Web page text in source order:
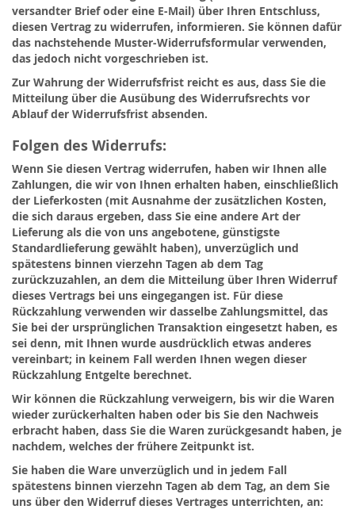
versandter Brief oder eine E-Mail) über Ihren Entschluss,
diesen Vertrag zu widerrufen, informieren. Sie können dafür
das nachstehende Muster-Widerrufsformular verwenden,
das jedoch nicht vorgeschrieben ist.
Zur Wahrung der Widerrufsfrist reicht es aus, dass Sie die
Mitteilung über die Ausübung des Widerrufsrechts vor
Ablauf der Widerrufsfrist absenden.
Folgen des Widerrufs:
Wenn Sie diesen Vertrag widerrufen, haben wir Ihnen alle
Zahlungen, die wir von Ihnen erhalten haben, einschließlich
der Lieferkosten (mit Ausnahme der zusätzlichen Kosten,
die sich daraus ergeben, dass Sie eine andere Art der
Lieferung als die von uns angebotene, günstigste
Standardlieferung gewählt haben), unverzüglich und
spätestens binnen vierzehn Tagen ab dem Tag
zurückzuzahlen, an dem die Mitteilung über Ihren Widerruf
dieses Vertrags bei uns eingegangen ist. Für diese
Rückzahlung verwenden wir dasselbe Zahlungsmittel, das
Sie bei der ursprünglichen Transaktion eingesetzt haben, es
sei denn, mit Ihnen wurde ausdrücklich etwas anderes
vereinbart; in keinem Fall werden Ihnen wegen dieser
Rückzahlung Entgelte berechnet.
Wir können die Rückzahlung verweigern, bis wir die Waren
wieder zurückerhalten haben oder bis Sie den Nachweis
erbracht haben, dass Sie die Waren zurückgesandt haben, je
nachdem, welches der frühere Zeitpunkt ist.
Sie haben die Ware unverzüglich und in jedem Fall
spätestens binnen vierzehn Tagen ab dem Tag, an dem Sie
uns über den Widerruf dieses Vertrages unterrichten, an: